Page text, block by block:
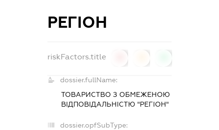
РЕГІОН
riskFactors.title
dossier.fullName:
ТОВАРИСТВО З ОБМЕЖЕНОЮ
ВІДПОВІДАЛЬНІСТЮ "РЕГІОН"
dossier.opfSubType: